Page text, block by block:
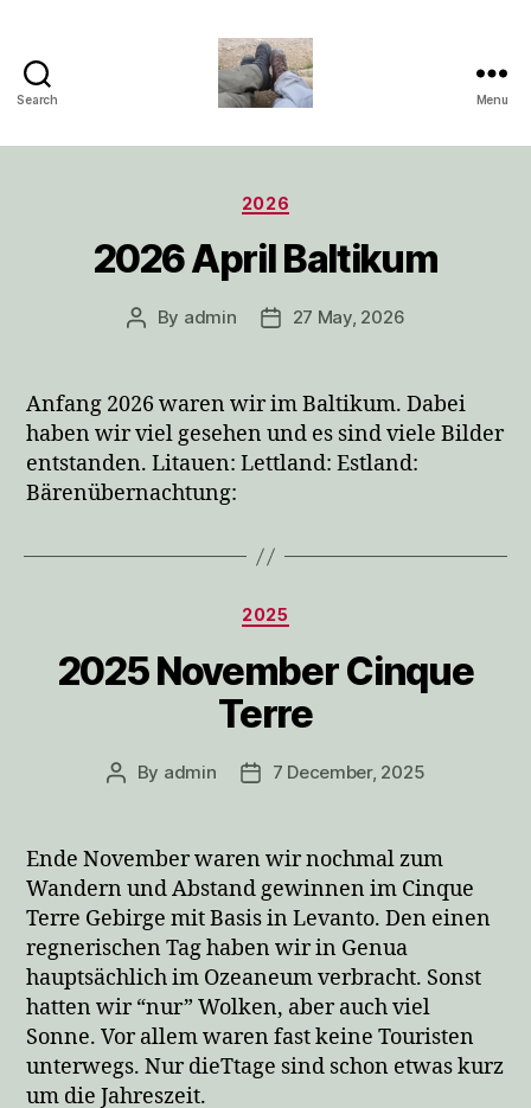
Search
los
und
weg
Blog
Menu
Categories
2026
2026 April Baltikum
Post
By admin
Post27 May, 2026
Anfang 2026 waren wir im Baltikum. Dabei
haben wir viel gesehen und es sind viele Bilder
entstanden. Litauen: Lettland: Estland:
Bärenübernachtung:
Categories
2025
2025 November Cinque
Terre
Post
By admin
Post7 December, 2025
Ende November waren wir nochmal zum
Wandern und Abstand gewinnen im Cinque
Terre Gebirge mit Basis in Levanto. Den einen
regnerischen Tag haben wir in Genua
hauptsächlich im Ozeaneum verbracht. Sonst
hatten wir “nur” Wolken, aber auch viel
Sonne. Vor allem waren fast keine Touristen
unterwegs. Nur dieTtage sind schon etwas kurz
um die Jahreszeit.